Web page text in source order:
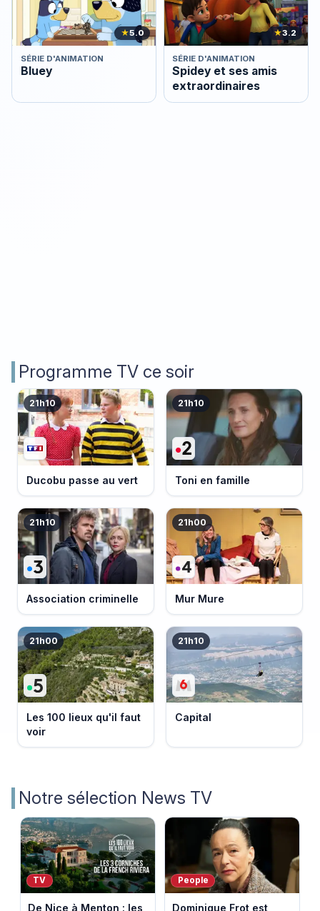
★5.0
SÉRIE D'ANIMATION
Bluey
★3.2
SÉRIE D'ANIMATION
Spidey et ses amis
extraordinaires
Programme TV ce soir
21h10
Ducobu passe au vert
21h10
Toni en famille
21h10
Association criminelle
21h00
Mur Mure
21h00
Les 100 lieux qu'il faut
voir
21h10
Capital
Notre sélection News TV
TV
De Nice à Menton : les
People
Dominique Frot est